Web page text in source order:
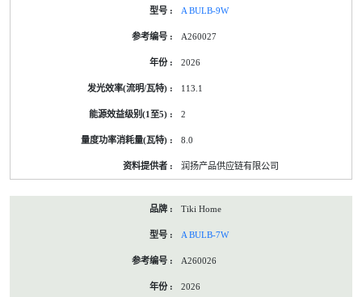
A BULB-9W
A260027
2026
113.1
2
8.0
润扬产品供应链有限公司
Tiki Home
A BULB-7W
A260026
2026